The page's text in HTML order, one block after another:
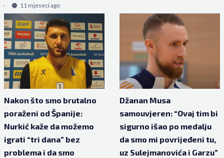
11 mjeseci ago
Nakon što smo brutalno
poraženi od Španije:
Nurkić kaže da možemo
igrati “tri dana” bez
problema i da smo
Džanan Musa
samouvjeren: “Ovaj tim bi
sigurno išao po medalju
da smo mi povrijeđeni tu,
uz Sulejmanovića i Garzu”